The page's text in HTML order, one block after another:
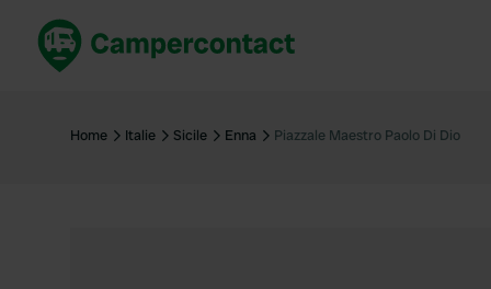
France
France
Home Italie Sicile Enna Piazzale Maestro Paolo Di Dio